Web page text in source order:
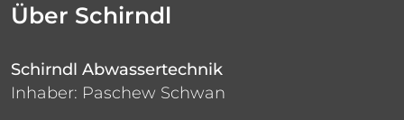
Über Schirndl
Schirndl Abwassertechnik
Inhaber: Paschew Schwan